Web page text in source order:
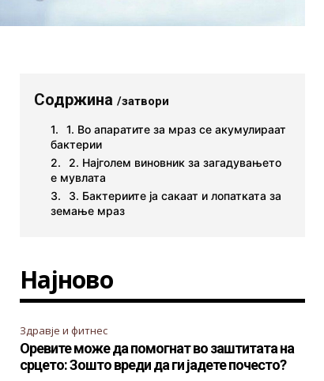
Содржина/затвори
1. Во апаратите за мраз се акумулираат
бактерии
2. Најголем виновник за загадувањето
е мувлата
3. Бактериите ја сакаат и лопатката за
земање мраз
Најново
Здравје и фитнес
Оревите може да помогнат во заштитата на
срцето: Зошто вреди да ги јадете почесто?